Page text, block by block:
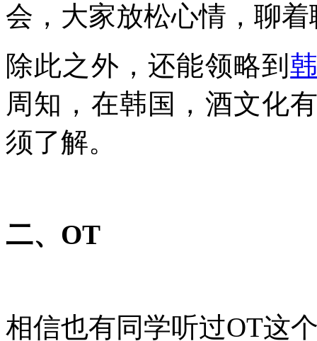
会，大家放松心情，聊
除此之外，还能领略到
周知，在韩国，酒文化
须了解。
二、OT
相信也有同学听过OT这